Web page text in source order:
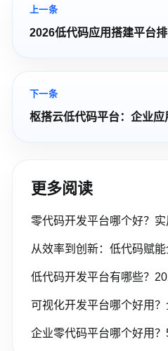
上一条
2026低代码应用搭建平台排
下一条
枢搭云低代码平台：企业应
更多阅读
零代码开发平台哪个好？
从效率到创新：低代码赋
低代码开发平台有哪些？
可视化开发平台哪个好用
企业零代码平台哪个好用